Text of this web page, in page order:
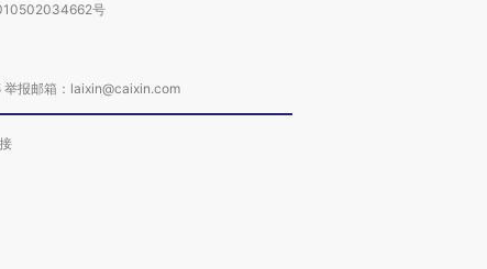
号
报邮箱：laixin@caixin.com